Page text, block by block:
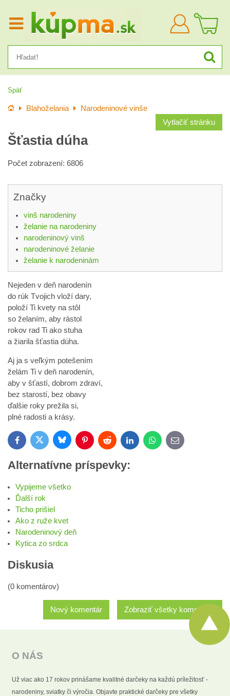
Prihlásiť
sa
Späť
Úvod Blahoželania
Narodeninové vinše
Vytlačiť stránku
Šťastia dúha
Počet zobrazení: 6806
Značky
vinš narodeniny
želanie na narodeniny
narodeninový vinš
narodeninové želanie
želanie k narodeninám
Nejeden v deň narodenín
do rúk Tvojich vloží dary,
položí Ti kvety na stôl
so želaním, aby rástol
rokov rad Ti ako stuha
a žiarila šťastia dúha.
Aj ja s veľkým potešením
želám Ti v deň narodenín,
aby v šťastí, dobrom zdraví,
bez starostí, bez obavy
ďalšie roky prežila si,
plné radosti a krásy.
FacebookTwitter BlueskyPinterestReddit LinkedInWhatsApp
E-
mail
Alternatívne príspevky:
Vypijeme všetko
Ďalší rok
Ticho prišiel
Ako z ruže kvet
Narodeninový deň
Kytica zo srdca
Diskusia
(0 komentárov)
Zobraziť všetky komentáre
Nový komentár
O NÁS
Už viac ako 17 rokov prinášame kvalitné darčeky na každú príležitosť -
narodeniny, sviatky či výročia. Objavte praktické darčeky pre všetky